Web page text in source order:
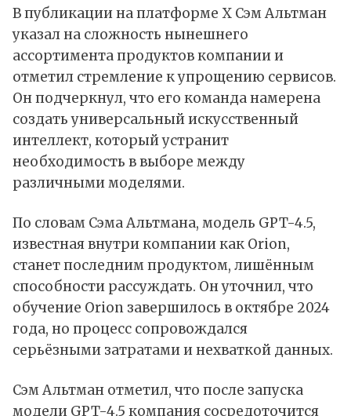
Впубликациина платформе X Сэм Альтман
указал на сложность нынешнего
ассортимента продуктов компании и
отметил стремление к упрощению сервисов.
Он подчеркнул, что его команда намерена
создать универсальный искусственный
интеллект, который устранит
необходимость в выборе между
различными моделями.
По словам Сэма Альтмана, модель GPT-4.5,
известная внутри компании как Orion,
станет последним продуктом, лишённым
способности рассуждать. Он уточнил, что
обучение Orion завершилось в октябре 2024
года, но процесс сопровождался
серьёзными затратами и нехваткой данных.
Сэм Альтман отметил, что после запуска
модели GPT-4.5 компания сосредоточится